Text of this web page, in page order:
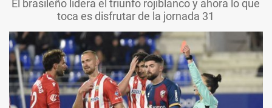
El brasileño lidera el triunfo rojiblanco y ahora lo que
toca es disfrutar de la jornada 31